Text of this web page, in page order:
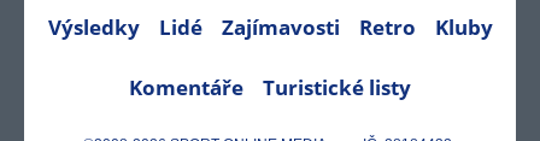
Výsledky Lidé Zajímavosti Retro Kluby
Komentáře Turistické listy